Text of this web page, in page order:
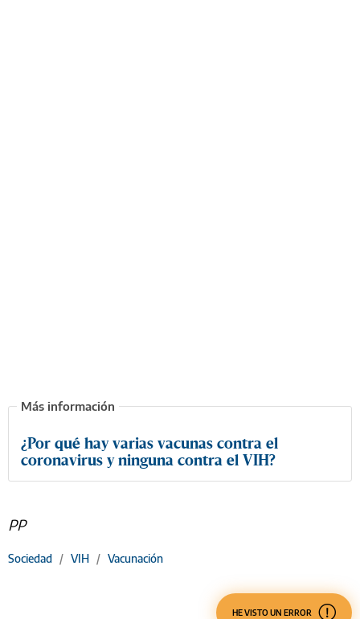
¿Por qué hay varias vacunas contra el
coronavirus y ninguna contra el VIH?
PP
Sociedad / VIH / Vacunación
HE VISTO UN ERROR